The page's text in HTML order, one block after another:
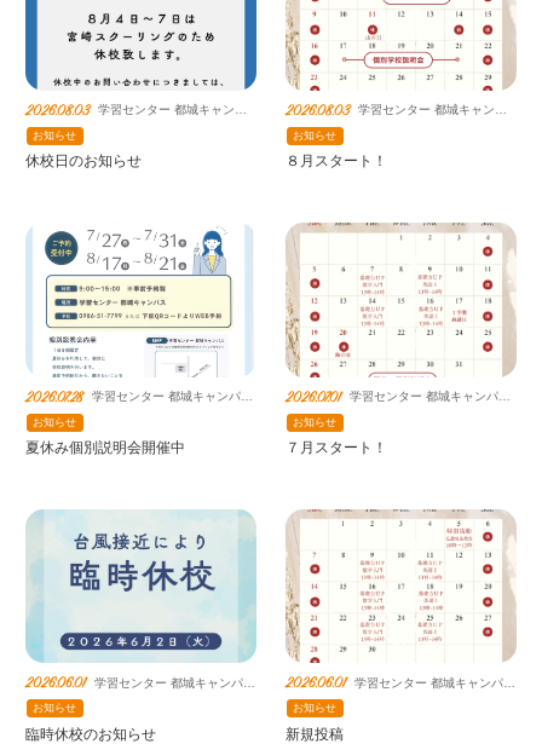
2026.08.03
学習センター 都城キャンパ
お知らせ
休校日のお知らせ
2026.08.03
学習センター 都城キャンパ
お知らせ
８月スタート！
2026.07.28
学習センター 都城キャンパス
お知らせ
夏休み個別説明会開催中
2026.07.01
学習センター 都城キャンパス
お知らせ
７月スタート！
2026.06.01
学習センター 都城キャンパス
お知らせ
臨時休校のお知らせ
2026.06.01
学習センター 都城キャンパス
お知らせ
新規投稿